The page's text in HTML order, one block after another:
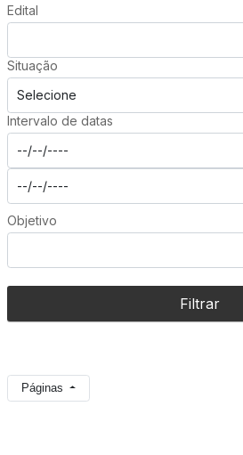
Edital
Situação
Intervalo de datas
Objetivo
Filtrar
Páginas